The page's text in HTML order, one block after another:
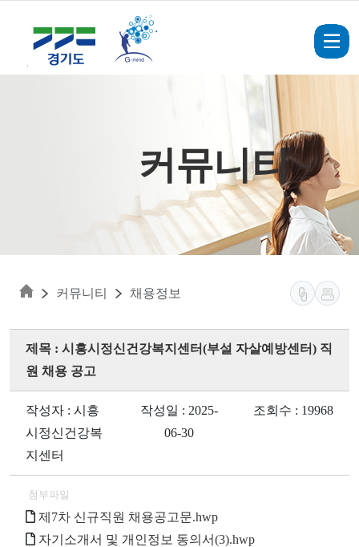
커뮤니티
커뮤니티 채용정보
제목 : 시흥시정신건강복지센터(부설 자살예방센터) 직
원 채용 공고
작성자 : 시흥
시정신건강복
지센터
작성일 : 2025-
06-30
조회수 : 19968
첨부파일
제7차 신규직원 채용공고문.hwp
자기소개서 및 개인정보 동의서(3).hwp